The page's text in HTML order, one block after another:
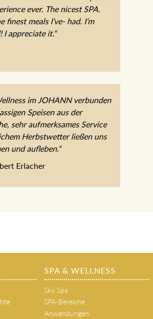
Hotel staff! This was my best
ever. The nicest SPA.
finest meals I’ve- had. I’m
im JOHANN
mit erstklassigen Speisen aus
sehr aufmerksames
herrlichem Herbstwetter
SPA & WELLNESS
Sky Spa
SPA-Bereiche